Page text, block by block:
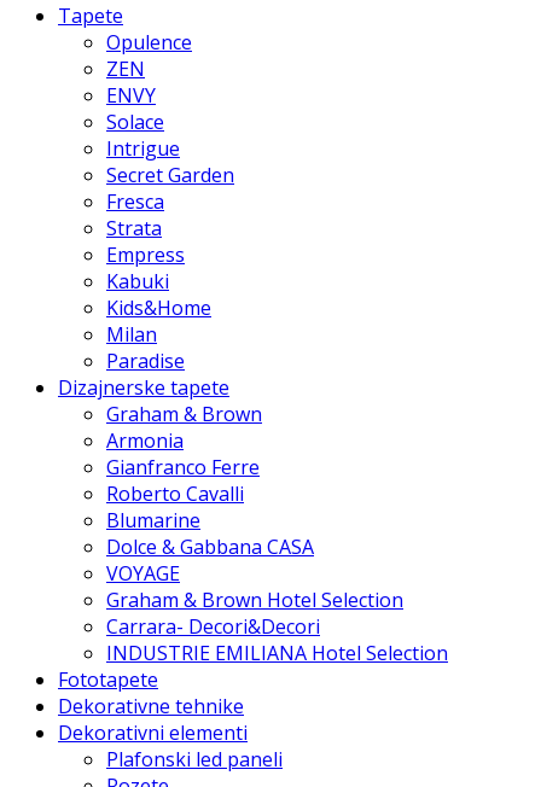
Tapete
Opulence
ZEN
ENVY
Solace
Intrigue
Secret Garden
Fresca
Strata
Empress
Kabuki
Kids&Home
Milan
Paradise
Dizajnerske tapete
Graham & Brown
Armonia
Gianfranco Ferre
Roberto Cavalli
Blumarine
Dolce & Gabbana CASA
VOYAGE
Graham & Brown Hotel Selection
Carrara- Decori&Decori
INDUSTRIE EMILIANA Hotel Selection
Fototapete
Dekorativne tehnike
Dekorativni elementi
Plafonski led paneli